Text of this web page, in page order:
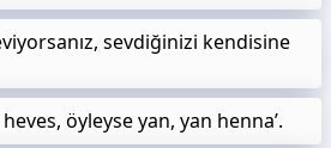
sevdiğinizi kendisine
öyleyse yan, yan henna’.